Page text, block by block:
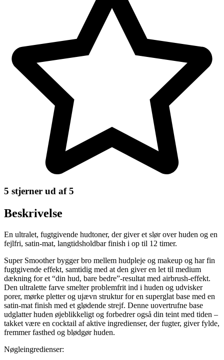
5 stjerner ud af 5
Beskrivelse
En ultralet, fugtgivende hudtoner, der giver et slør over huden og en
fejlfri, satin-mat, langtidsholdbar finish i op til 12 timer.
Super Smoother bygger bro mellem hudpleje og makeup og har fin
fugtgivende effekt, samtidig med at den giver en let til medium
dækning for et “din hud, bare bedre”-resultat med airbrush-effekt.
Den ultralette farve smelter problemfrit ind i huden og udvisker
porer, mørke pletter og ujævn struktur for en superglat base med en
satin-mat finish med et glødende strejf. Denne uovertrufne base
udglatter huden øjeblikkeligt og forbedrer også din teint med tiden –
takket være en cocktail af aktive ingredienser, der fugter, giver fylde,
fremmer fasthed og blødgør huden.
Nøgleingredienser: